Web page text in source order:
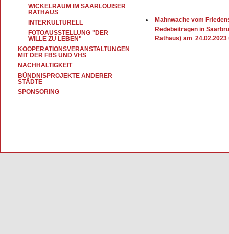
Mahnwache vom
Redebeiträgen in
Rathaus) am 24.02.2023
WICKELRAUM IM SAARLOUISER
RATHAUS
INTERKULTURELL
FOTOAUSSTELLUNG "DER
WILLE ZU LEBEN"
KOOPERATIONSVERANSTALTUNGEN
MIT DER FBS UND VHS
NACHHALTIGKEIT
BÜNDNISPROJEKTE ANDERER
STÄDTE
SPONSORING